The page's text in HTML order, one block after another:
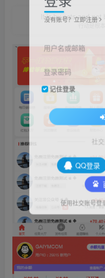
It is by acts and not
行动是根
没有账号？立即注册
用户名或邮箱
登录密码
记住登录
社
QQ登录
使用社交账号登